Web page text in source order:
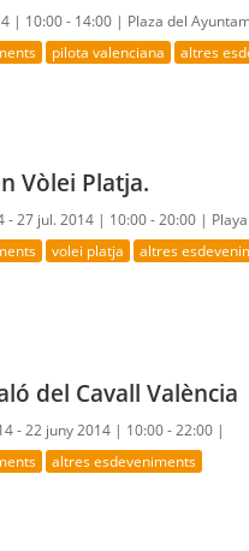
| 10:00 - 14:00 | Plaza del
pilota valenciana altres
Vòlei Platja.
- 27 jul. 2014 | 10:00 - 20:00 |
volei platja altres
del Cavall València
- 22 juny 2014 | 10:00 - 22:00 |
altres esdeveniments